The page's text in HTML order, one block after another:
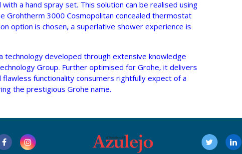
a hand spray set. This solution can be realised using
Grohtherm 3000 Cosmopolitan concealed thermostat
option is chosen, a superlative shower experience is
technology developed through extensive knowledge
Group. Further optimised for Grohe, it delivers
functionality consumers rightfully expect of a
the prestigious Grohe name.